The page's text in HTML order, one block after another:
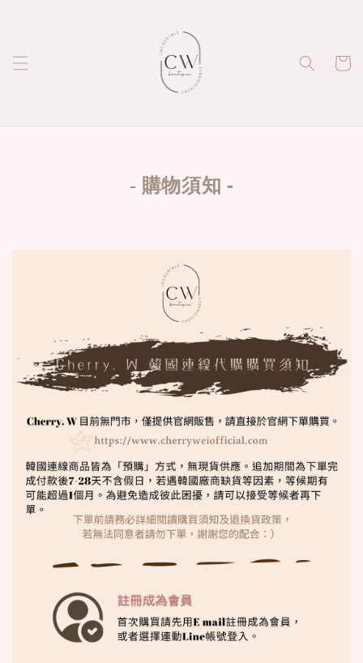
- 購物須知 -